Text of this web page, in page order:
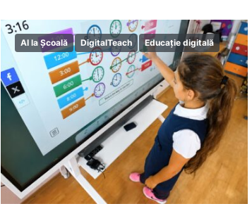
AI la Școală DigitalTeach Educație digitală